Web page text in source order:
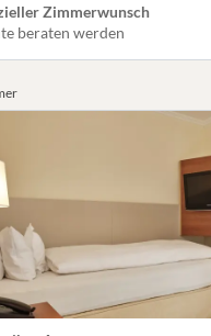
Zimmerwunsch
beraten werden